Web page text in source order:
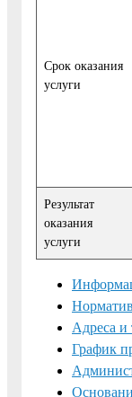
Cрок оказания
услуги
Результат
оказания
услуги
Адреса и
График